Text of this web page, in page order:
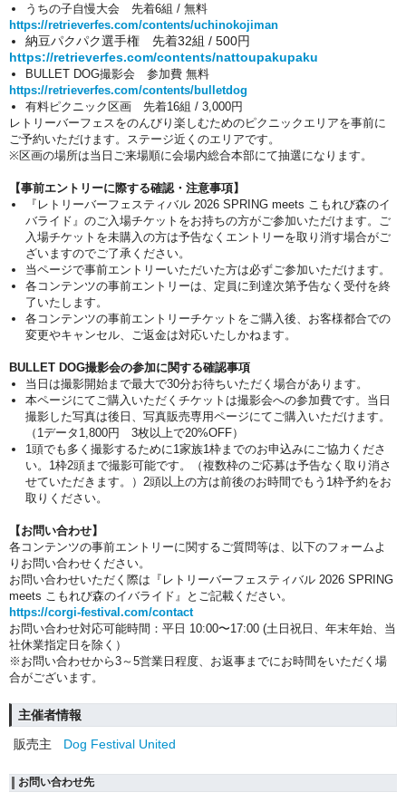
うちの子自慢大会 先着6組 / 無料
https://retrieverfes.com/contents/uchinokojiman
納豆パクパク選手権 先着32組 / 500円
https://retrieverfes.com/contents/nattoupakupaku
BULLET DOG撮影会 参加費 無料
https://retrieverfes.com/contents/bulletdog
有料ピクニック区画 先着16組 / 3,000円
レトリーバーフェスをのんびり楽しむためのピクニックエリアを事前に
ご予約いただけます。ステージ近くのエリアです。
※区画の場所は当日ご来場順に会場内総合本部にて抽選になります。
【事前エントリーに際する確認・注意事項】
『レトリーバーフェスティバル 2026 SPRING meets こもれび森のイ
バライド』のご入場チケットをお持ちの方がご参加いただけます。ご
入場チケットを未購入の方は予告なくエントリーを取り消す場合がご
ざいますのでご了承ください。
当ページで事前エントリーいただいた方は必ずご参加いただけます。
各コンテンツの事前エントリーは、定員に到達次第予告なく受付を終
了いたします。
各コンテンツの事前エントリーチケットをご購入後、お客様都合での
変更やキャンセル、ご返金は対応いたしかねます。
BULLET DOG撮影会の参加に関する確認事項
当日は撮影開始まで最大で30分お待ちいただく場合があります。
本ページにてご購入いただくチケットは撮影会への参加費です。当日
撮影した写真は後日、写真販売専用ページにてご購入いただけます。
（1データ1,800円 3枚以上で20%OFF）
1頭でも多く撮影するために1家族1枠までのお申込みにご協力くださ
い。1枠2頭まで撮影可能です。（複数枠のご応募は予告なく取り消さ
せていただきます。）2頭以上の方は前後のお時間でもう1枠予約をお
取りください。
【お問い合わせ】
各コンテンツの事前エントリーに関するご質問等は、以下のフォームよ
りお問い合わせください。
お問い合わせいただく際は『レトリーバーフェスティバル 2026 SPRING
meets こもれび森のイバライド』とご記載ください。
https://corgi-festival.com/contact
お問い合わせ対応可能時間：平日 10:00〜17:00 (土日祝日、年末年始、当
社休業指定日を除く）
※お問い合わせから3～5営業日程度、お返事までにお時間をいただく場
合がございます。
主催者情報
販売主
Dog Festival United
お問い合わせ先